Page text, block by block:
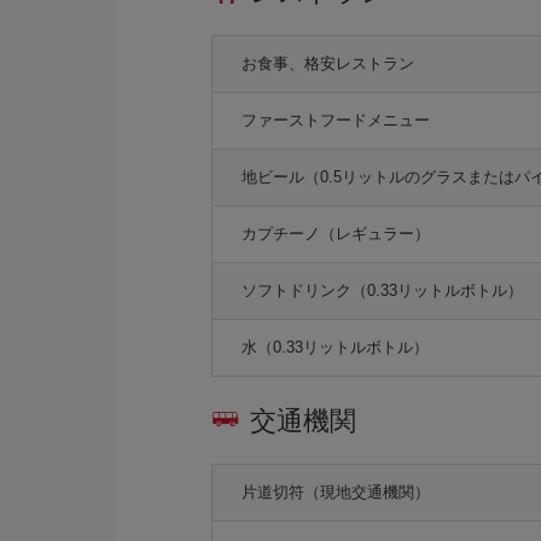
お食事、格安レストラン
ファーストフードメニュー
地ビール（0.5リットルのグラスまたはパ
カプチーノ（レギュラー）
ソフトドリンク（0.33リットルボトル）
水（0.33リットルボトル）
交通機関
片道切符（現地交通機関）